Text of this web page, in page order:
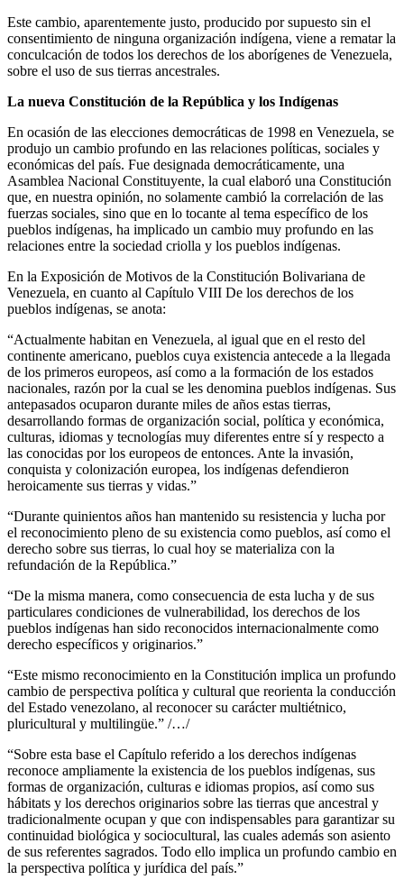
Este cambio, aparentemente justo, producido por supuesto sin el
consentimiento de ninguna organización indígena, viene a rematar la
conculcación de todos los derechos de los aborígenes de Venezuela,
sobre el uso de sus tierras ancestrales.
La nueva Constitución de la República y los Indígenas
En ocasión de las elecciones democráticas de 1998 en Venezuela, se
produjo un cambio profundo en las relaciones políticas, sociales y
económicas del país. Fue designada democráticamente, una
Asamblea Nacional Constituyente, la cual elaboró una Constitución
que, en nuestra opinión, no solamente cambió la correlación de las
fuerzas sociales, sino que en lo tocante al tema específico de los
pueblos indígenas, ha implicado un cambio muy profundo en las
relaciones entre la sociedad criolla y los pueblos indígenas.
En la Exposición de Motivos de la Constitución Bolivariana de
Venezuela, en cuanto al Capítulo VIII De los derechos de los
pueblos indígenas, se anota:
“Actualmente habitan en Venezuela, al igual que en el resto del
continente americano, pueblos cuya existencia antecede a la llegada
de los primeros europeos, así como a la formación de los estados
nacionales, razón por la cual se les denomina pueblos indígenas. Sus
antepasados ocuparon durante miles de años estas tierras,
desarrollando formas de organización social, política y económica,
culturas, idiomas y tecnologías muy diferentes entre sí y respecto a
las conocidas por los europeos de entonces. Ante la invasión,
conquista y colonización europea, los indígenas defendieron
heroicamente sus tierras y vidas.”
“Durante quinientos años han mantenido su resistencia y lucha por
el reconocimiento pleno de su existencia como pueblos, así como el
derecho sobre sus tierras, lo cual hoy se materializa con la
refundación de la República.”
“De la misma manera, como consecuencia de esta lucha y de sus
particulares condiciones de vulnerabilidad, los derechos de los
pueblos indígenas han sido reconocidos internacionalmente como
derecho específicos y originarios.”
“Este mismo reconocimiento en la Constitución implica un profundo
cambio de perspectiva política y cultural que reorienta la conducción
del Estado venezolano, al reconocer su carácter multiétnico,
pluricultural y multilingüe.” /…/
“Sobre esta base el Capítulo referido a los derechos indígenas
reconoce ampliamente la existencia de los pueblos indígenas, sus
formas de organización, culturas e idiomas propios, así como sus
hábitats y los derechos originarios sobre las tierras que ancestral y
tradicionalmente ocupan y que con indispensables para garantizar su
continuidad biológica y sociocultural, las cuales además son asiento
de sus referentes sagrados. Todo ello implica un profundo cambio en
la perspectiva política y jurídica del país.”